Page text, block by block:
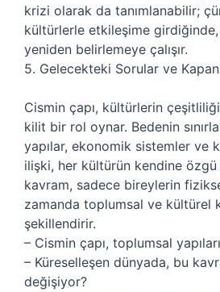
krizi olarak da tanımlanabilir;
kültürlerle etkileşime girdiğinde,
yeniden belirlemeye çalışır.
5. Gelecekteki Sorular ve
Cismin çapı, kültürlerin
kilit bir rol oynar. Bedenin
yapılar, ekonomik sistemler ve
ilişki, her kültürün kendine
kavram, sadece bireylerin
zamanda toplumsal ve kültürel
şekillendirir.
– Cismin çapı, toplumsal
– Küreselleşen dünyada, bu
değişiyor?